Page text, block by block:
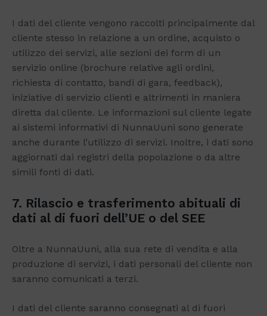
I dati del cliente vengono raccolti principalmente dal
cliente stesso in relazione a un ordine, acquisto o
utilizzo dei servizi, alle sezioni dei form di un
servizio online (brochure relative agli ordini,
richiesta di contatto, bandi di gara, feedback),
iniziative di servizio clienti e altrimenti in maniera
diretta dal cliente. Le informazioni sul cliente legate
ai sistemi informativi di NunnaUuni sono generate
anche durante l’utilizzo di servizi. Inoltre, i dati sono
aggiornati dai registri della popolazione o da altre
simili fonti di dati.
7. Rilascio e trasferimento abituali di
dati al di fuori dell’UE o del SEE
Oltre a NunnaUuni, alla sua rete di vendita e alla
produzione di servizi, i dati personali del cliente non
saranno comunicati a terzi.
I dati del cliente saranno consegnati al di fuori